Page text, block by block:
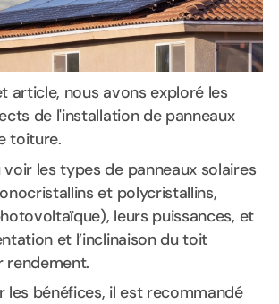
article, nous avons exploré les
de l'installation de panneaux
toiture.
voir les types de panneaux solaires
et polycristallins,
leurs puissances, et
et l’inclinaison du toit
rendement.
les bénéfices, il est recommandé